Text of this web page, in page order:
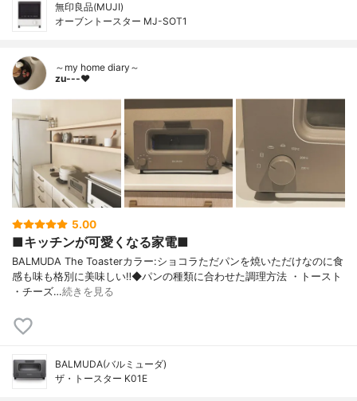
無印良品(MUJI)
オーブントースター MJ-SOT1
～my home diary～
zu---❤︎
5.00
■キッチンが可愛くなる家電■
BALMUDA The Toasterカラー:ショコラただパンを焼いただけなのに食
感も味も格別に美味しい‼︎◆パンの種類に合わせた調理方法 ・トースト
・チーズ…続きを見る
BALMUDA(バルミューダ)
ザ・トースター K01E